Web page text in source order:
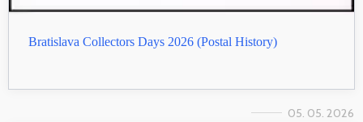
Bratislava Collectors Days 2026 (Postal History)
05. 05. 2026